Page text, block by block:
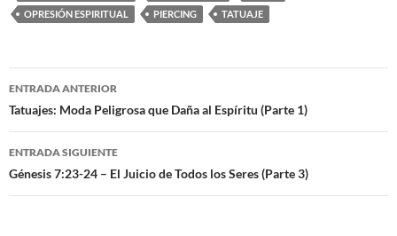
OPRESIÓN ESPIRITUAL
PIERCING TATUAJE
Navegación
de
entradas
ENTRADA ANTERIOR
Tatuajes: Moda Peligrosa que Daña al Espíritu (Parte 1)
ENTRADA SIGUIENTE
Génesis 7:23-24 – El Juicio de Todos los Seres (Parte 3)